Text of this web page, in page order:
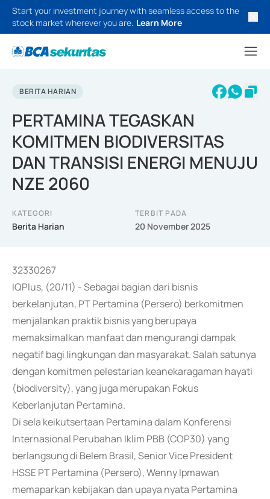
Start your investment journey with seamless access to the
stock market wherever you are. Learn More
BERITA HARIAN
PERTAMINA TEGASKAN
KOMITMEN BIODIVERSITAS
DAN TRANSISI ENERGI MENUJU
NZE 2060
KATEGORI
Berita Harian
TERBIT PADA
20 November 2025
32330267
IQPlus, (20/11) - Sebagai bagian dari bisnis
berkelanjutan, PT Pertamina (Persero) berkomitmen
menjalankan praktik bisnis yang berupaya
memaksimalkan manfaat dan mengurangi dampak
negatif bagi lingkungan dan masyarakat. Salah satunya
dengan komitmen pelestarian keanekaragaman hayati
(biodiversity), yang juga merupakan Fokus
Keberlanjutan Pertamina.
Di sela keikutsertaan Pertamina dalam Konferensi
Internasional Perubahan Iklim PBB (COP30) yang
berlangsung di Belem Brasil, Senior Vice President
HSSE PT Pertamina (Persero), Wenny Ipmawan
memaparkan kebijakan dan upaya nyata Pertamina